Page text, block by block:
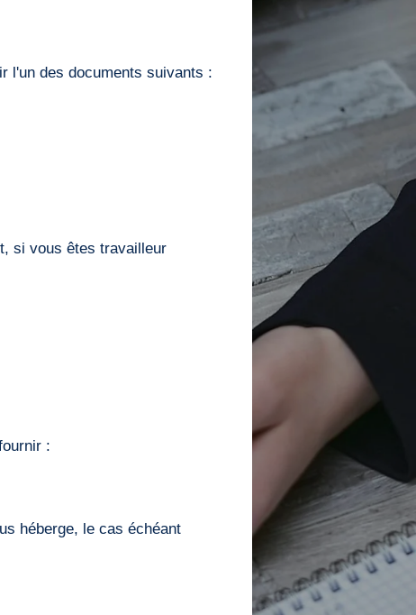
l'un des documents suivants :
si vous êtes travailleur
:
héberge, le cas échéant